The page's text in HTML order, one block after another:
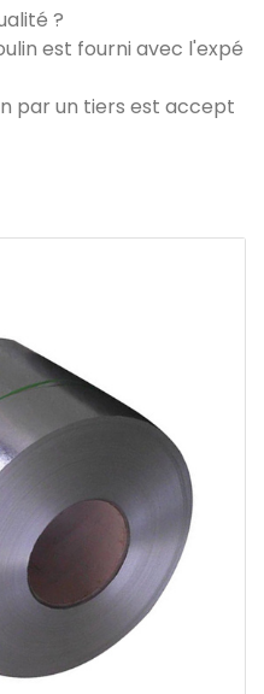
?
est fourni avec l'expé
par un tiers est accept